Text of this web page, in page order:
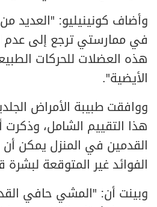
وأضاف كونينيليو: "العديد
في ممارستي ترجع إلى عدم
هذه العضلات للحركات
الأيضية".
ووافقت طبيبة الأمراض
هذا التقييم الشامل،
القدمين في المنزل يمكن
الفوائد غير المتوقعة لبشرة
وبينت أن: "المشي حافي